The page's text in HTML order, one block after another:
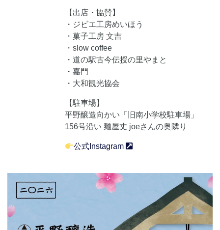
【出店・協賛】
・ジビエ工房めいほう
・菓子工房 文吉
・slow coffee
・道の駅古今伝授の里やまと
・嘉門
・大和観光協会
【駐車場】
平野醸造向かい「旧南小学校駐車場」
156号沿い 麺屋丈 joeさんの奥隣り
公式Instagram